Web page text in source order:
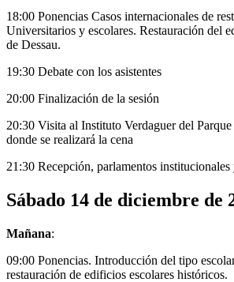
18:00 Ponencias Casos internacionales de
Universitarios y escolares. Restauración del
de Dessau.
19:30 Debate con los asistentes
20:00 Finalización de la sesión
20:30 Visita al Instituto Verdaguer del
donde se realizará la cena
21:30 Recepción, parlamentos institucionales
Sábado 14 de diciembre de
Mañana:
09:00 Ponencias. Introducción del tipo
restauración de edificios escolares históricos.